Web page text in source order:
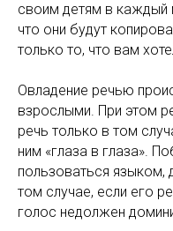
своим детям в каждый
что они будут
только то, что вам
Овладение речью
взрослыми. При этом
речь только в том
ним «глаза в глаза».
пользоваться языком,
том случае, если его
голос недолжен